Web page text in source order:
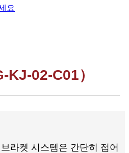
요
KJ-02-C01）
라켓 시스템은 간단히 접어